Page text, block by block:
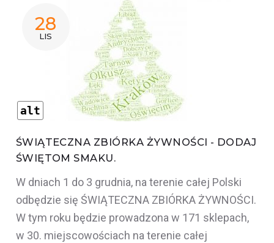
28
LIS
alt
ŚWIĄTECZNA ZBIÓRKA ŻYWNOŚCI - DODAJ
ŚWIĘTOM SMAKU.
W dniach 1 do 3 grudnia, na terenie całej Polski
odbędzie się ŚWIĄTECZNA ZBIÓRKA ŻYWNOŚCI.
W tym roku będzie prowadzona w 171 sklepach,
w 30. miejscowościach na terenie całej